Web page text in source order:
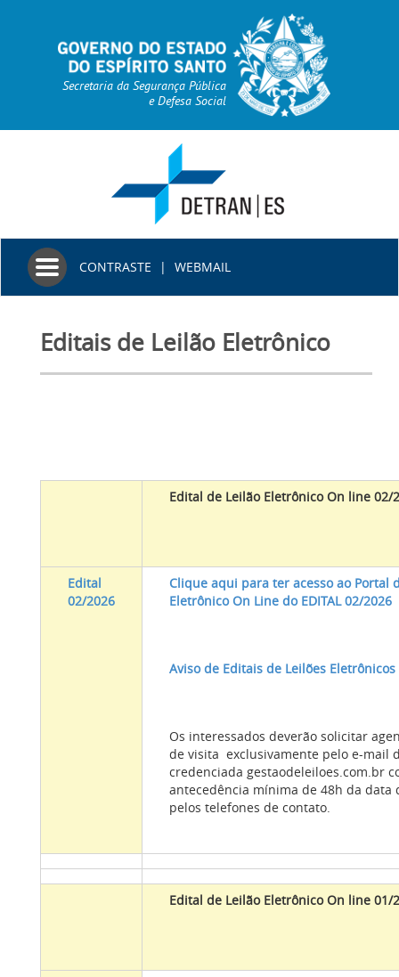
Secretaria da Segurança Pública
e Defesa Social
Toggle
navigation
CONTRASTE | WEBMAIL
Editais de Leilão Eletrônico
Edital de Leilão Eletrônico On line 02/
Edital
02/2026
Clique aqui para ter acesso ao Portal
Eletrônico On Line do EDITAL 02/2026
Aviso de Editais de Leilões Eletrônicos
Os interessados deverão solicitar
de visita exclusivamente pelo e-mail
credenciada gestaodeleiloes.com.br
antecedência mínima de 48h da data
pelos telefones de contato.
Edital de Leilão Eletrônico On line 01/